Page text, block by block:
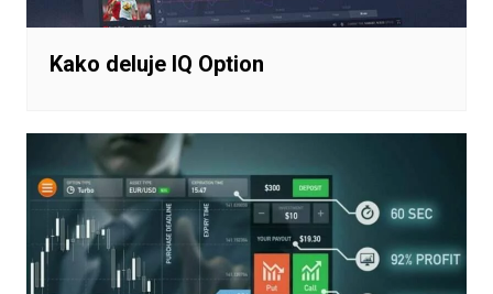
Kako deluje IQ Option